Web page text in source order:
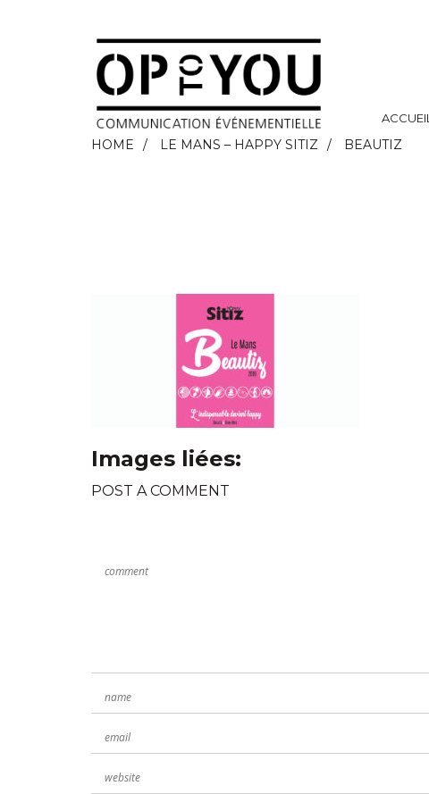
ACCUEIL
HOME LE MANS – HAPPY SITIZ BEAUTIZ
Images liées:
POST A COMMENT